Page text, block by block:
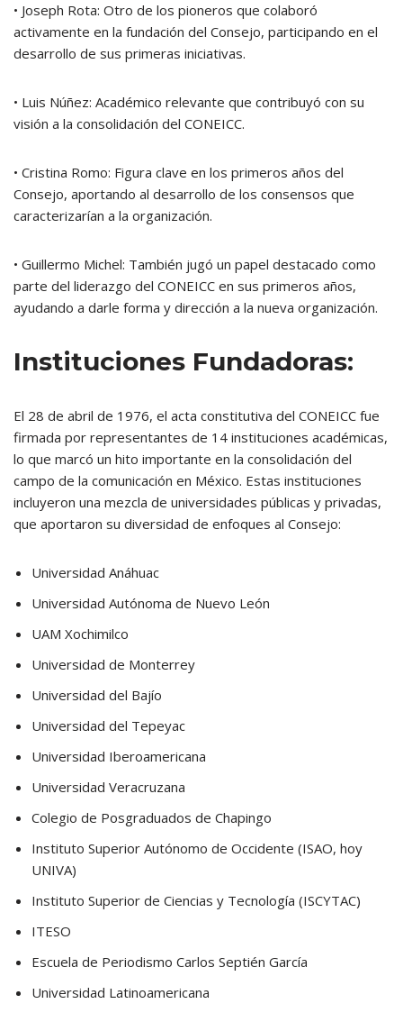
• Joseph Rota: Otro de los pioneros que colaboró
activamente en la fundación del Consejo, participando en el
desarrollo de sus primeras iniciativas.
• Luis Núñez: Académico relevante que contribuyó con su
visión a la consolidación del CONEICC.
• Cristina Romo: Figura clave en los primeros años del
Consejo, aportando al desarrollo de los consensos que
caracterizarían a la organización.
• Guillermo Michel: También jugó un papel destacado como
parte del liderazgo del CONEICC en sus primeros años,
ayudando a darle forma y dirección a la nueva organización.
Instituciones Fundadoras:
El 28 de abril de 1976, el acta constitutiva del CONEICC fue
firmada por representantes de 14 instituciones académicas,
lo que marcó un hito importante en la consolidación del
campo de la comunicación en México. Estas instituciones
incluyeron una mezcla de universidades públicas y privadas,
que aportaron su diversidad de enfoques al Consejo:
Universidad Anáhuac
Universidad Autónoma de Nuevo León
UAM Xochimilco
Universidad de Monterrey
Universidad del Bajío
Universidad del Tepeyac
Universidad Iberoamericana
Universidad Veracruzana
Colegio de Posgraduados de Chapingo
Instituto Superior Autónomo de Occidente (ISAO, hoy
UNIVA)
Instituto Superior de Ciencias y Tecnología (ISCYTAC)
ITESO
Escuela de Periodismo Carlos Septién García
Universidad Latinoamericana